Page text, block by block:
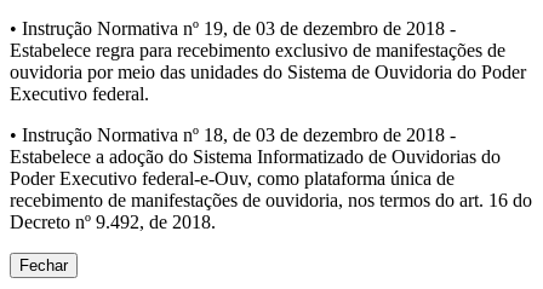
• Instrução Normativa nº 19, de 03 de dezembro de 2018 -
Estabelece regra para recebimento exclusivo de manifestações de
ouvidoria por meio das unidades do Sistema de Ouvidoria do Poder
Executivo federal.
• Instrução Normativa nº 18, de 03 de dezembro de 2018 -
Estabelece a adoção do Sistema Informatizado de Ouvidorias do
Poder Executivo federal-e-Ouv, como plataforma única de
recebimento de manifestações de ouvidoria, nos termos do art. 16 do
Decreto nº 9.492, de 2018.
Fechar